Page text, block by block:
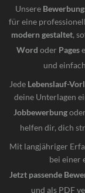
Unsere
für eine
modern gestaltet,
Word oder Pages
und
Jede Lebenslauf-
deine Unterlagen
Jobbewerbung
helfen dir, dich
Mit langjähriger
bei einer
Jetzt passende
und als PDF